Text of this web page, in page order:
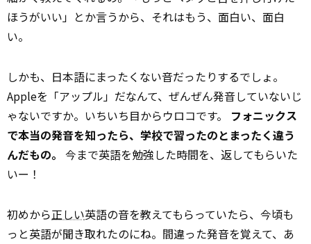
ほうがいい」とか言うから、それはもう、面白い、面白
い。
しかも、日本語にまったくない音だったりするでしょ。
Appleを「アップル」だなんて、ぜんぜん発音していないじ
ゃないですか。いちいち目からウロコです。 フォニックス
で本当の発音を知ったら、学校で習ったのとまったく違う
んだもの。 今まで英語を勉強した時間を、返してもらいた
いー！
初めから正しい英語の音を教えてもらっていたら、今頃も
っと英語が聞き取れたのにね。間違った発音を覚えて、あ